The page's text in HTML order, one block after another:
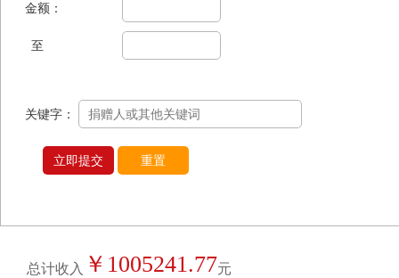
金额：
至
关键字：
立即提交 重置
总计收入 ￥1005241.77元